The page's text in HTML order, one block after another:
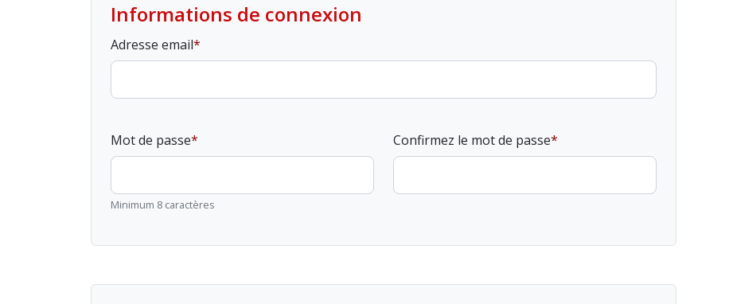
Informations de connexion
Adresse email
Mot de passe
Minimum 8 caractères
Confirmez le mot de passe